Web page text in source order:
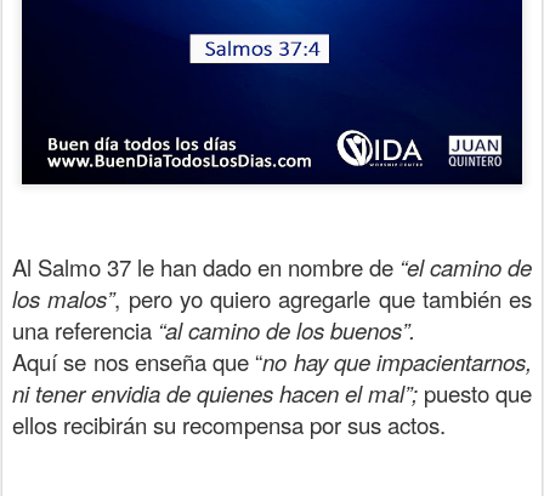
Al Salmo 37 le han dado en nombre de “el camino de
los malos”, pero yo quiero agregarle que también es
una referencia “al camino de los buenos”.
Aquí se nos enseña que “no hay que impacientarnos,
ni tener envidia de quienes hacen el mal”; puesto que
ellos recibirán su recompensa por sus actos.